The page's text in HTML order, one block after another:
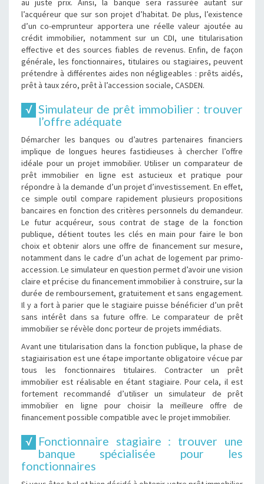
au juste prix. Ainsi, la banque sera rassurée autant sur
l’acquéreur que sur son projet d’habitat. De plus, l’existence
d’un co-emprunteur apportera une réelle valeur ajoutée au
crédit immobilier, notamment sur un CDI, une titularisation
effective et des sources fiables de revenus. Enfin, de façon
générale, les fonctionnaires, titulaires ou stagiaires, peuvent
prétendre à différentes aides non négligeables : prêts aidés,
prêt à taux zéro, prêt à l’accession sociale, CASDEN.
Simulateur de prêt immobilier : trouver
l’offre adéquate
Démarcher les banques ou d’autres partenaires financiers
implique de longues heures fastidieuses à chercher l’offre
idéale pour un projet immobilier. Utiliser un comparateur de
prêt immobilier en ligne est astucieux et pratique pour
répondre à la demande d’un projet d’investissement. En effet,
ce simple outil compare rapidement plusieurs propositions
bancaires en fonction des critères personnels du demandeur.
Le futur acquéreur, sous contrat de stage de la fonction
publique, détient toutes les clés en main pour faire le bon
choix et obtenir alors une offre de financement sur mesure,
notamment dans le cadre d’un achat de logement par primo-
accession. Le simulateur en question permet d’avoir une vision
claire et précise du financement immobilier à construire, sur la
durée de remboursement, gratuitement et sans engagement.
Il y a fort à parier que le stagiaire puisse bénéficier d’un prêt
sans intérêt dans sa future offre. Le comparateur de prêt
immobilier se révèle donc porteur de projets immédiats.
Avant une titularisation dans la fonction publique, la phase de
stagiairisation est une étape importante obligatoire vécue par
tous les fonctionnaires titulaires. Contracter un prêt
immobilier est réalisable en étant stagiaire. Pour cela, il est
fortement recommandé d’utiliser un simulateur de prêt
immobilier en ligne pour choisir la meilleure offre de
financement possible compatible avec le projet immobilier.
Fonctionnaire stagiaire : trouver une
banque spécialisée pour les
fonctionnaires